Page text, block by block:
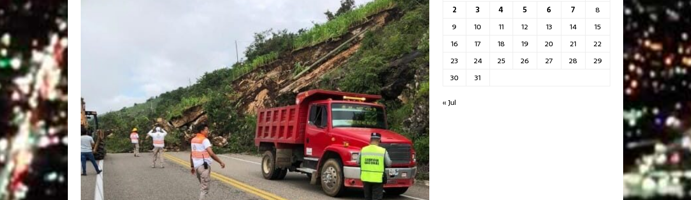
2
3 4 5 6 7
8
9
10 11 12 13 14
15
16
17 18 19 20 21
22
23
24 25 26 27 28
29
30
31
« Jul